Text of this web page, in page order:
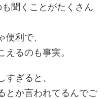
聞くことがたくさん
利で、
るのも事実。
ぎると、
とか言われてるんでご